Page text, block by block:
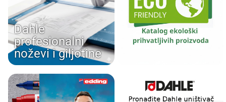
Dahle
profesionalni
noževi i giljotine